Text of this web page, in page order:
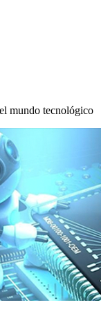
mundo tecnológico